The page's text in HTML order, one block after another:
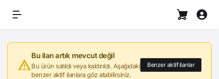
Bu ilan artık mevcut değil
Bu ürün satıldı veya kaldırıldı. Aşağıdaki
benzer aktif ilanlara göz atabilirsiniz.
Benzer aktif ilanlar